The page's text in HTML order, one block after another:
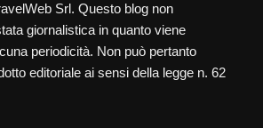
Srl. Questo blog non
giornalistica in quanto viene
periodicità. Non può pertanto
editoriale ai sensi della legge n. 62